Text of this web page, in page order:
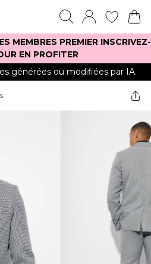
MEMBRES PREMIER INSCRIVEZ-
EN PROFITER
générées ou modifiées par IA.